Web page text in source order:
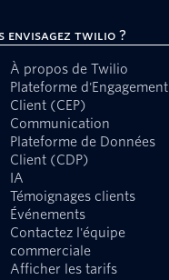
envisagez Twilio ?
À propos de Twilio
Plateforme d'Engagement
Client (CEP)
Communication
Plateforme de Données
Client (CDP)
IA
Témoignages clients
Événements
Contactez l'équipe
commerciale
Afficher les tarifs